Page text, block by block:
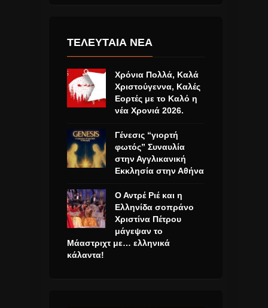
ΤΕΛΕΥΤΑΙΑ ΝΕΑ
Χρόνια Πολλά, Καλά
Χριστούγεννα, Καλές
Εορτές με το Καλό η
νέα Χρονιά 2026.
Γένεσις “γιορτή
φωτός” Συναυλία
στην Αγγλικανική
Εκκλησία στην Αθήνα
Ο Αντρέ Ριέ και η
Ελληνίδα σοπράνο
Χριστίνα Πέτρου
μάγεψαν το
Μάαστριχτ με… ελληνικά
κάλαντα!